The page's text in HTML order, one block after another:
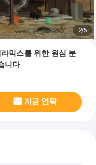
2/5
믹스를 위한 원심 분
니다
지금 연락